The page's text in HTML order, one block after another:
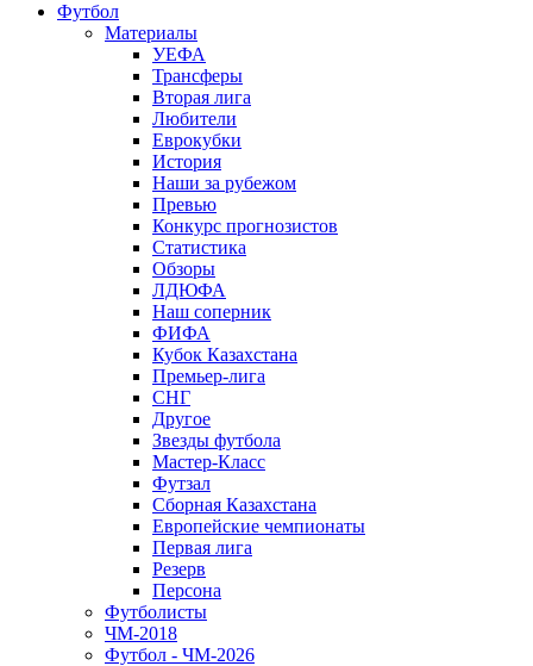
Футбол
Материалы
УЕФА
Трансферы
Вторая лига
Любители
Еврокубки
История
Наши за рубежом
Превью
Конкурс прогнозистов
Статистика
Обзоры
ЛДЮФА
Наш соперник
ФИФА
Кубок Казахстана
Премьер-лига
СНГ
Другое
Звезды футбола
Мастер-Класс
Футзал
Сборная Казахстана
Европейские чемпионаты
Первая лига
Резерв
Персона
Футболисты
ЧМ-2018
Футбол - ЧМ-2026